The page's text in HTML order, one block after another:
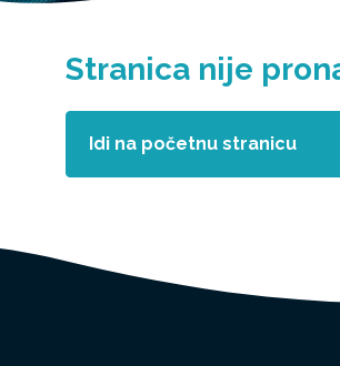
Stranica nije
Idi na početnu stranicu